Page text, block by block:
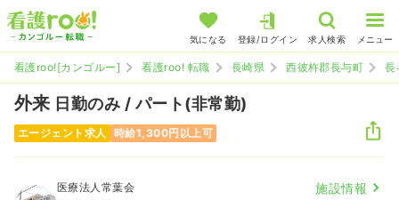
気になる 登録/ログイン 求人検索 メニュー
看護roo![カンゴルー] 看護roo! 転職 長崎県 西彼杵郡長与町 長
外来 日勤のみ / パート(非常勤)
エージェント求人 時給1,300円以上可
医療法人常葉会 施設情報